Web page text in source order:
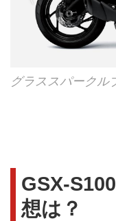
グラススパークル
GSX-
想は？